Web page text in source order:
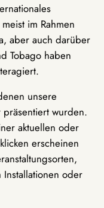
im Rahmen
aber auch darüber
Tobago haben
unsere
wurden.
aktuellen oder
erscheinen
oder